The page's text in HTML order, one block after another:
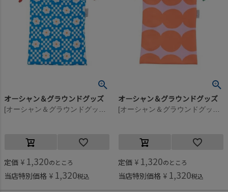
オーシャン＆グラウンドグッズ
定価 ¥ 1,320のところ
当店特別価格 ¥ 1,320税込
オーシャン＆グラウンドグッズ
定価 ¥ 1,320のところ
当店特別価格 ¥ 1,320税込